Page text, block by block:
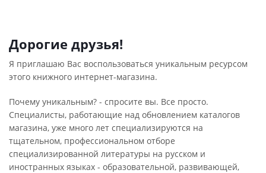
Дорогие друзья!
Я приглашаю Вас воспользоваться уникальным ресурсом
этого книжного интернет-магазина.
Почему уникальным? - спросите вы. Все просто.
Специалисты, работающие над обновлением каталогов
магазина, уже много лет специализируются на
тщательном, профессиональном отборе
специализированной литературы на русском и
иностранных языках - образовательной, развивающей,